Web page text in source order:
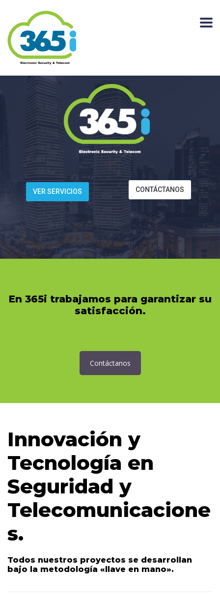
CONTÁCTANOS
VER SERVICIOS
En 365i trabajamos para garantizar su
satisfacción.
Contáctanos
Innovación y
Tecnología en
Seguridad y
Telecomunicacione
s.
Todos nuestros proyectos se desarrollan
bajo la metodología «llave en mano».